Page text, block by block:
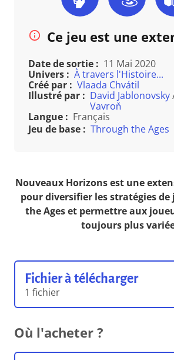
Ce jeu est une
Date de sortie : 11 Mai 2020
Univers : À travers l'Histoire...
Créé par : Vlaada Chvátil
Illustré par : David Jablonovsky
Vavroň
Langue : Français
Jeu de base : Through the Ages
Nouveaux Horizons est une
pour diversifier les stratégies de
the Ages et permettre aux
toujours plus
Fichier à télécharger
1 fichier
17.77 Mo Format pdf
Où l'acheter ?